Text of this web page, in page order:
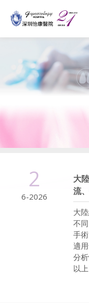
2
6-2026
大
流
大
不
手
適
分
以